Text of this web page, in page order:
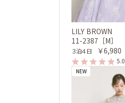
LILY BROWN
11-2387［M］
３泊４日 ￥6,980
5.0
NEW